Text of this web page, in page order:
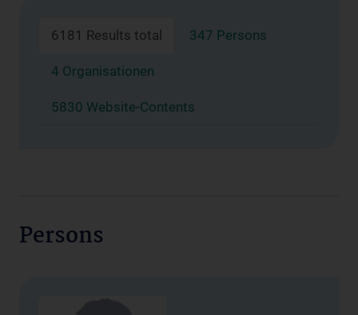
6181 Results total 347 Persons
4 Organisationen
5830 Website-Contents
Persons